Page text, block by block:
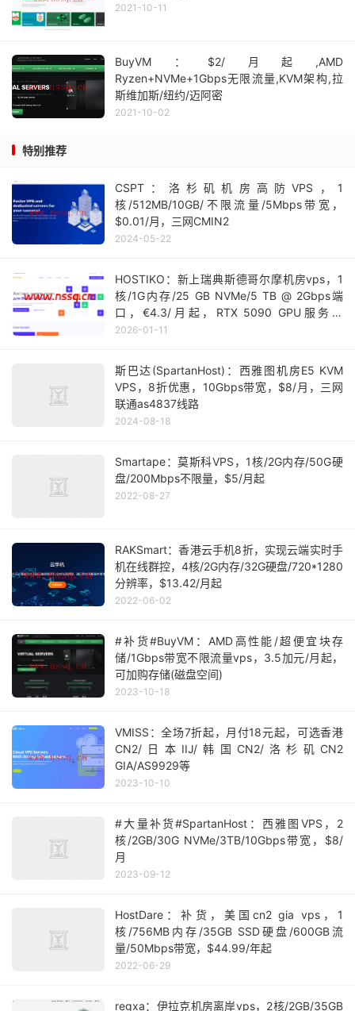
2021-10-11
BuyVM：$2/月起,AMD
Ryzen+NVMe+1Gbps无限流量,KVM架构,拉
斯维加斯/纽约/迈阿密
2021-10-02
特别推荐
CSPT：洛杉矶机房高防VPS，1
核/512MB/10GB/不限流量/5Mbps带宽，
$0.01/月，三网CMIN2
2024-05-22
HOSTIKO：新上瑞典斯德哥尔摩机房vps，1
核/1G内存/25 GB NVMe/5 TB @ 2Gbps端
口，€4.3/月起，RTX 5090 GPU服务器
€398.8/月起
2026-01-11
斯巴达(SpartanHost)：西雅图机房E5 KVM
VPS，8折优惠，10Gbps带宽，$8/月，三网
联通as4837线路
2024-08-18
Smartape：莫斯科VPS，1核/2G内存/50G硬
盘/200Mbps不限量，$5/月起
2022-08-27
RAKSmart：香港云手机8折，实现云端实时手
机在线群控，4核/2G内存/32G硬盘/720*1280
分辨率，$13.42/月起
2022-06-02
#补货#BuyVM：AMD高性能/超便宜块存
储/1Gbps带宽不限流量vps，3.5加元/月起，
可加购存储(磁盘空间)
2023-10-18
VMISS：全场7折起，月付18元起，可选香港
CN2/日本IIJ/韩国CN2/洛杉矶CN2
GIA/AS9929等
2023-10-10
#大量补货#SpartanHost：西雅图VPS，2
核/2GB/30G NVMe/3TB/10Gbps带宽，$8/
月
2023-09-12
HostDare：补货，美国cn2 gia vps，1
核/756MB内存/35GB SSD硬盘/600GB流
量/50Mbps带宽，$44.99/年起
2022-06-29
regxa：伊拉克机房离岸vps，2核/2GB/35GB